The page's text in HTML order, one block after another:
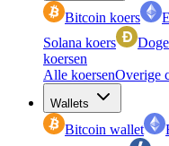
Bitcoin koers
Solana koers
koersen
Alle koersenOverige
Wallets
Bitcoin wallet